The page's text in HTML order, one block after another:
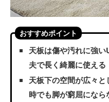
おすすめポイント
天板は傷や汚れに強
夫で長く綺麗に使える
天板下の空間が広々
時でも脚が窮屈になら